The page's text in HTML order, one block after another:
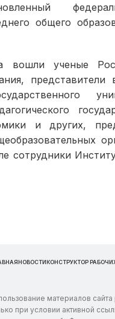
общего
вошли ученые
и других,
сотрудники
НОВОСТИКОНСТРУКТОР
материалов
при условии активной